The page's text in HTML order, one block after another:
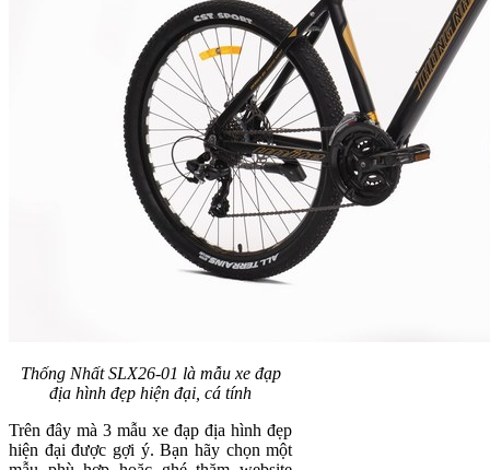
Thống Nhất SLX26-01 là mẫu xe đạp
địa hình đẹp hiện đại, cá tính
Trên đây mà 3 mẫu xe đạp địa hình đẹp
hiện đại được gợi ý. Bạn hãy chọn một